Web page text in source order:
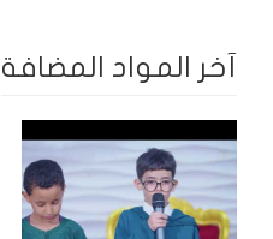
آخر المواد المضافة